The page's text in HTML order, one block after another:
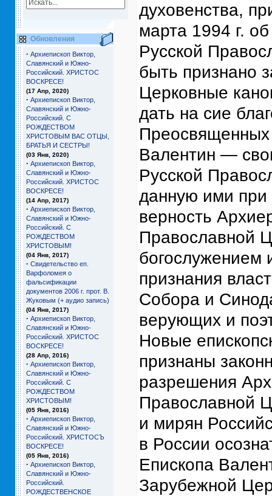
Обновления
· Архиепископ Виктор,
Славянский и Южно-
Российский. ХРИСТОС
ВОСКРЕСЕ!
(17 Апр, 2020)
· Архиепископ Виктор,
Славянский и Южно-
Российский. С
РОЖДЕСТВОМ
ХРИСТОВЫМ ВАС ОТЦЫ,
БРАТЬЯ И СЕCТРЫ!
(03 Янв, 2020)
· Архиепископ Виктор,
Славянский и Южно-
Российский. ХРИСТОС
ВОСКРЕСЕ!
(14 Апр, 2017)
· Архиепископ Виктор,
Славянский и Южно-
Российский. С
РОЖДЕСТВОМ
ХРИСТОВЫМ!
(04 Янв, 2017)
· Свидетельство еп.
Варфоломея о
фальсификации
документов 2006 г. прот. В.
Жуковым (+ аудио запись)
(04 Янв, 2017)
· Архиепископ Виктор,
Славянский и Южно-
Российский. ХРИСТОС
ВОСКРЕСЕ!
(28 Апр, 2016)
· Архиепископ Виктор,
Славянский и Южно-
Российский. С
РОЖДЕСТВОМ
ХРИСТОВЫМ!
(05 Янв, 2016)
· Архиепископ Виктор,
Славянский и Южно-
Российский. ХРИСТОСЪ
ВОСКРЕСЕ!
(05 Янв, 2016)
· Архиепископ Виктор,
Славянский и Южно-
Российский.
РОЖДЕСТВЕНСКОЕ
духовенства,
марта 1994 г.
Русской
быть признано
Церковные
дать на сие
Валентин —
Русской
данную ими при
верность
Православной
богослужением
признания
Собора и
верующих и
Новые
признаны
разрешения
Православной
и мирян
в России
Епископа
Зарубежной